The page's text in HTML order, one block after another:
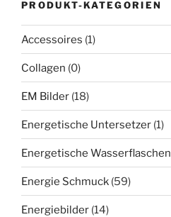
PRODUKT-KATEGORIEN
Accessoires (1)
Collagen (0)
EM Bilder (18)
Energetische Untersetzer (1)
Energetische Wasserflaschen
Energie Schmuck (59)
Energiebilder (14)